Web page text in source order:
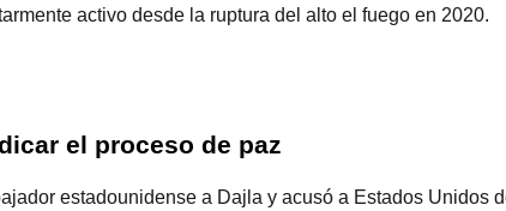
activo desde la ruptura del alto el fuego en 2020.
el proceso de paz
estadounidense a Dajla y acusó a Estados Unidos